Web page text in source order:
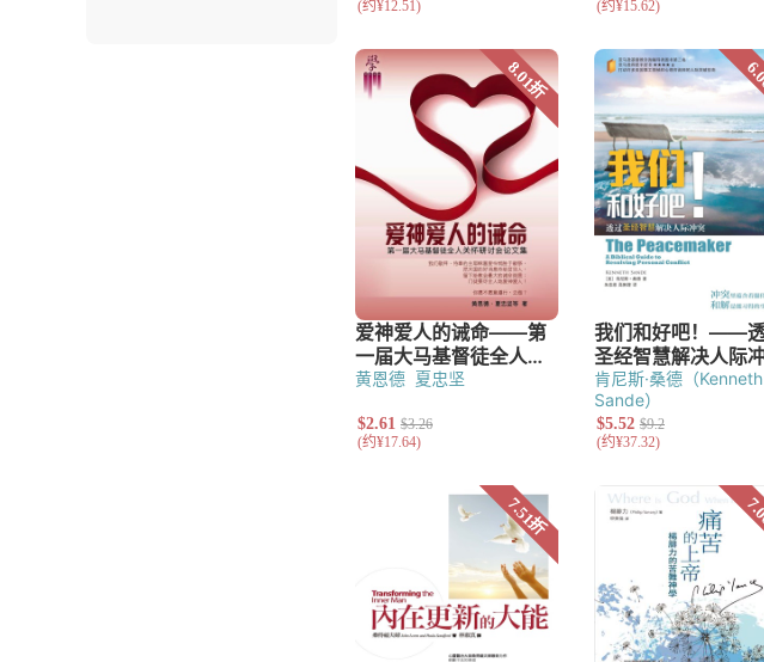
崇拜、音乐与艺术
辅导
教会治理
讲道
基督教教育
小组与团契
门徒造就
福音布道
文艺类
诗歌
散文
小说
工具书
黄恩德 夏忠坚
肯尼斯·桑德（Kenneth
Sande）